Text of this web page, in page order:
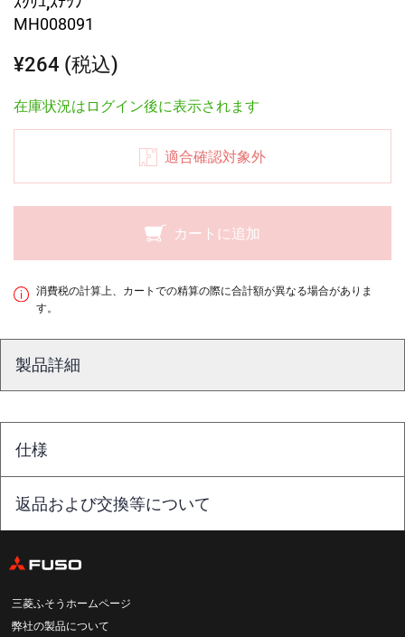
MH008091
¥264 (税込)
在庫状況はログイン後に表示されます
適合確認対象外
カートに追加
消費税の計算上、カートでの精算の際に合計額が異なる場合がありま
す。
製品詳細
仕様
返品および交換等について
三菱ふそうホームページ
弊社の製品について